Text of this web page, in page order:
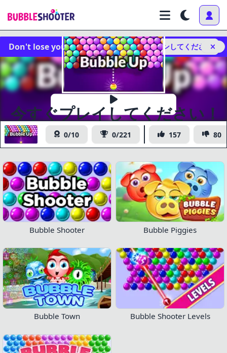
今すぐプレイしてください！
Don't lose your progress! 今すぐログインしてください
Bubble Up
0/10 0/221 157 80
Bubble Shooter Bubble Piggies
Bubble Town Bubble Shooter Levels